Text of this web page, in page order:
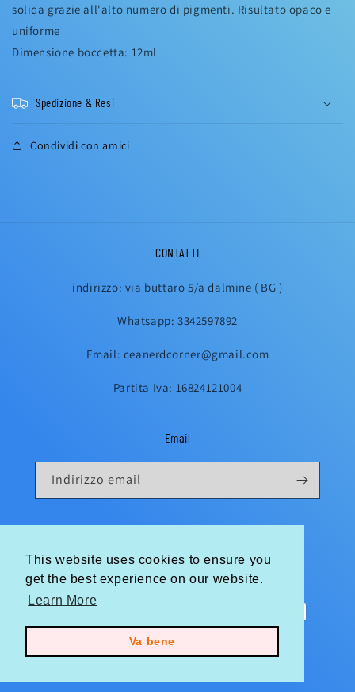
This website uses cookies to ensure you
get the best experience on our website.
Learn More
Va bene
This website uses cookies to ensure you
get the best experience on our website.
Learn More
Va bene
solida grazie all'alto numero di pigmenti. Risultato opaco e
uniforme
Dimensione boccetta: 12ml
Spedizione & Resi
Condividi con amici
CONTATTI
indirizzo: via buttaro 5/a dalmine ( BG )
Whatsapp: 3342597892
Email: ceanerdcorner@gmail.com
Partita Iva: 16824121004
Email
Indirizzo email
Metodi
di